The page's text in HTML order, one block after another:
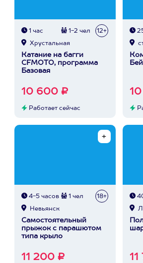
1 час 1-2 чел 12+
Хрустальная
Катание на багги
CFMOTO, программа
Базовая
10 600 ₽
Работает сейчас
4-5 часов 1 чел 18+
Невьянск
Самостоятельный
прыжок c парашютом
типа крыло
11 200 ₽